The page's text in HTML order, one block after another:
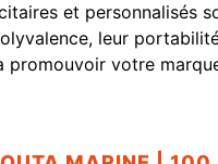
et personnalisés
leur
promouvoir votre